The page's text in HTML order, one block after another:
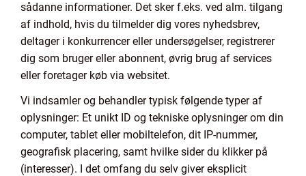
sådanne informationer. Det sker f.eks. ved alm. tilgang
af indhold, hvis du tilmelder dig vores nyhedsbrev,
deltager i konkurrencer eller undersøgelser, registrerer
dig som bruger eller abonnent, øvrig brug af services
eller foretager køb via websitet.
Vi indsamler og behandler typisk følgende typer af
oplysninger: Et unikt ID og tekniske oplysninger om din
computer, tablet eller mobiltelefon, dit IP-nummer,
geografisk placering, samt hvilke sider du klikker på
(interesser). I det omfang du selv giver eksplicit